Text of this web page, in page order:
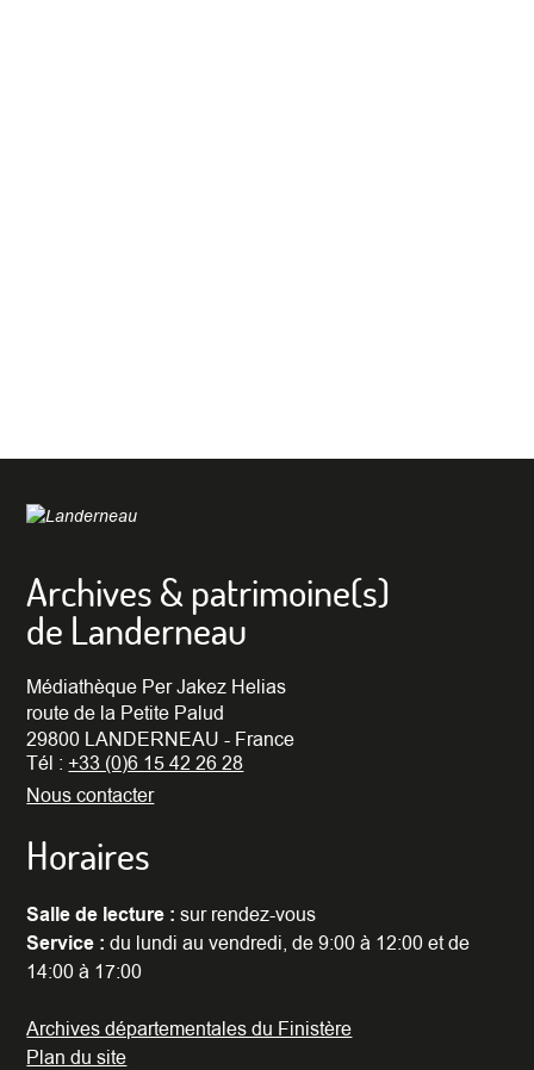
Archives & patrimoine(s)
de Landerneau
Médiathèque Per Jakez Helias
route de la Petite Palud
29800 LANDERNEAU - France
Tél :+33 (0)6 15 42 26 28
Nous contacter
Horaires
Salle de lecture : sur rendez-vous
Service : du lundi au vendredi, de 9:00 à 12:00 et de
14:00 à 17:00
Archives départementales du Finistère
Plan du site